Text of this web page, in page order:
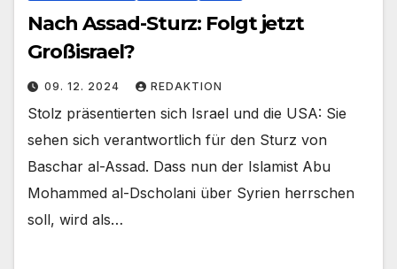
Nach Assad-Sturz: Folgt jetzt
Großisrael?
09. 12. 2024 REDAKTION
Stolz präsentierten sich Israel und die USA: Sie
sehen sich verantwortlich für den Sturz von
Baschar al-Assad. Dass nun der Islamist Abu
Mohammed al-Dscholani über Syrien herrschen
soll, wird als…